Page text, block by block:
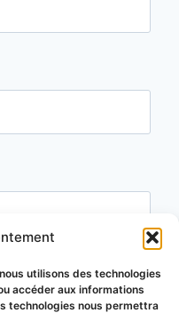
utilisons des technologies
accéder aux informations
technologies nous permettra
website in this
I comment.